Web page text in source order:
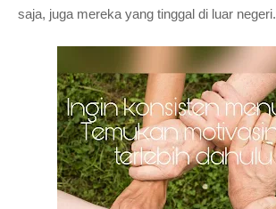
saja, juga mereka yang tinggal di luar negeri.